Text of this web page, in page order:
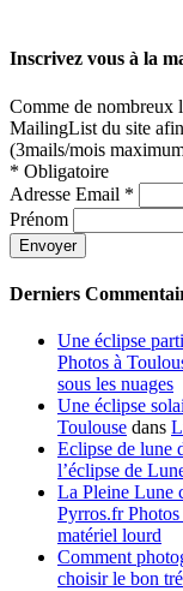
Inscrivez vous à la
Comme de nombreux
MailingList du site
(3mails/mois
* Obligatoire
Adresse Email *
Prénom
Derniers
Une éclipse
Photos à
sous les nuages
Une éclipse
Toulouse dans
Eclipse de lune
l’éclipse de
La Pleine Lune
Pyrros.fr
matériel lourd
Comment
choisir le bon